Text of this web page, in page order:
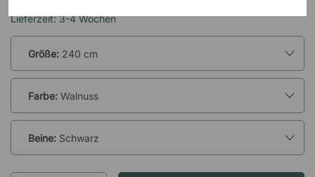
Lieferzeit: 3-4 Wochen
Größe: 240 cm
Farbe: Walnuss
Beine: Schwarz